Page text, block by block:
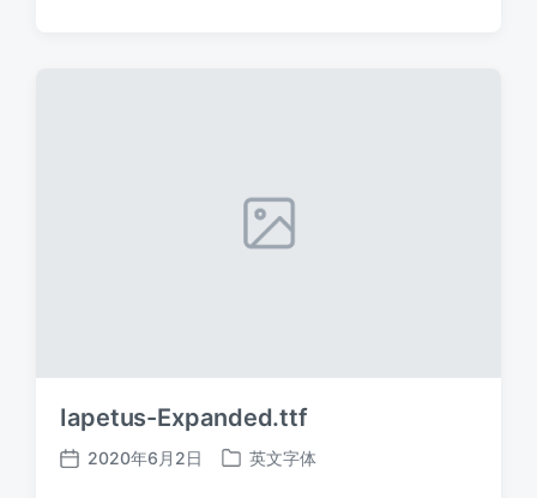
Iapetus-Expanded.ttf
发
2020年6月2日
发
英文字体